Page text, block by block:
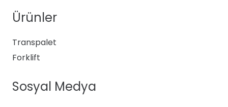
Ürünler
Transpalet
Forklift
Sosyal Medya